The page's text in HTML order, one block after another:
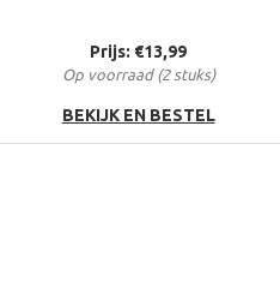
Prijs: €13,99
Op voorraad (2 stuks)
BEKIJK EN BESTEL